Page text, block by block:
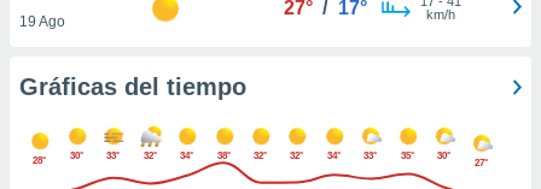
posible
en
a lo que
Para
19 Ago
27° / 17°
km/h
Gráficas del tiempo
28° 30° 33° 32° 34° 38° 32° 32° 34° 33° 35° 30°
27°